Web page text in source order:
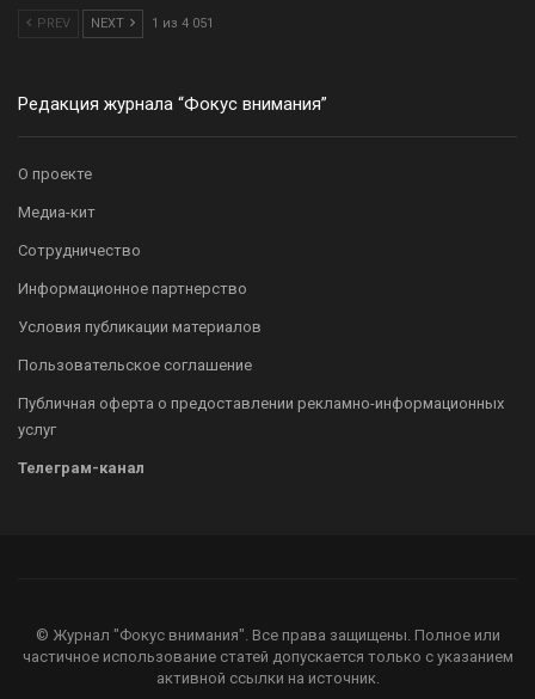
PREV NEXT 1 из 4 051
Редакция журнала “Фокус внимания”
О проекте
Медиа-кит
Сотрудничество
Информационное партнерство
Условия публикации материалов
Пользовательское соглашение
Публичная оферта о предоставлении рекламно-информационных
услуг
Телеграм-канал
© Журнал "Фокус внимания". Все права защищены. Полное или
частичное использование статей допускается только с указанием
активной ссылки на источник.